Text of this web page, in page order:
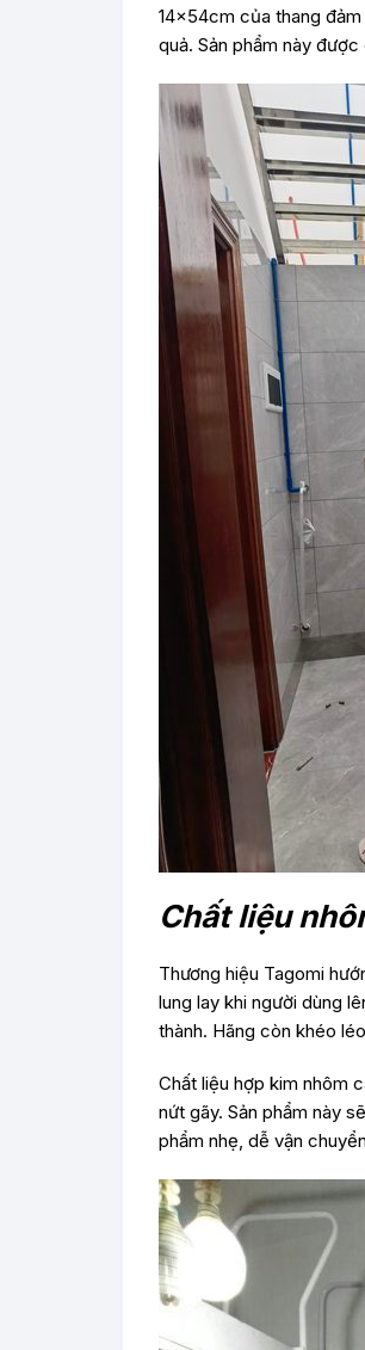
14x54cm của thang
quả. Sản phẩm này
Chất liệu
Thương hiệu Tagomi
lung lay khi người dùng
thành. Hãng còn khéo
Chất liệu hợp kim nhôm
nứt gãy. Sản phẩm này
phẩm nhẹ, dễ vận